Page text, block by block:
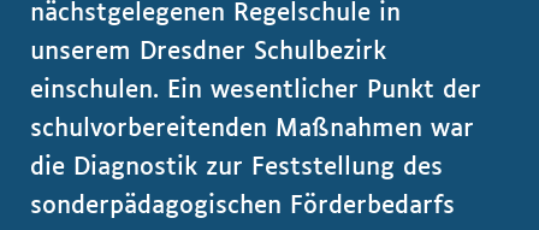
nächstgelegenen Regelschule in
unserem Dresdner Schulbezirk
einschulen. Ein wesentlicher Punkt der
schulvorbereitenden Maßnahmen war
die Diagnostik zur Feststellung des
sonderpädagogischen Förderbedarfs